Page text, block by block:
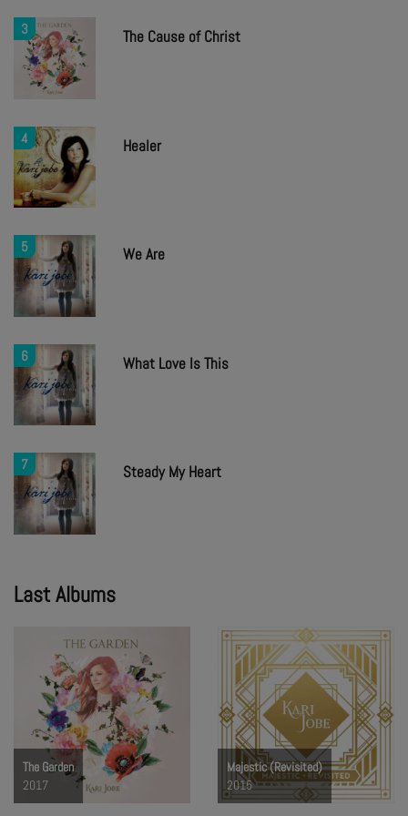
3 The Cause of Christ
4 Healer
5 We Are
6 What Love Is This
7 Steady My Heart
Last Albums
The Garden
2017
Majestic (Revisited)
2015